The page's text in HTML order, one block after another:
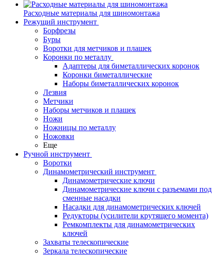
Расходные материалы для шиномонтажа
Режущий инструмент
Борфрезы
Буры
Воротки для метчиков и плашек
Коронки по металлу
Адаптеры для биметаллических коронок
Коронки биметаллические
Наборы биметаллических коронок
Лезвия
Метчики
Наборы метчиков и плашек
Ножи
Ножницы по металлу
Ножовки
Еще
Ручной инструмент
Воротки
Динамометрический инструмент
Динамометрические ключи
Динамометрические ключи с разъемами под
сменные насадки
Насадки для динамометрических ключей
Редукторы (усилители крутящего момента)
Ремкомплекты для динамометрических
ключей
Захваты телескопические
Зеркала телескопические